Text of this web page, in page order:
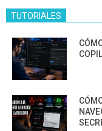
TUTORIALES